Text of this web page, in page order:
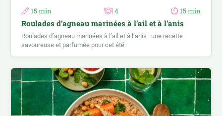
15 min 4 15 min
Roulades d’agneau marinées à l’ail et à l’anis
Roulades d’agneau marinées à l’ail et à l’anis : une recette
savoureuse et parfumée pour cet été.